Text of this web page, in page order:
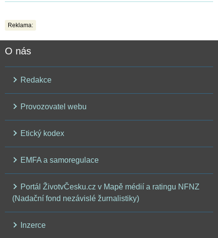
Reklama:
O nás
Redakce
Provozovatel webu
Etický kodex
EMFA a samoregulace
Portál ŽivotvČesku.cz v Mapě médií a ratingu NFNZ
(Nadační fond nezávislé žurnalistiky)
Inzerce